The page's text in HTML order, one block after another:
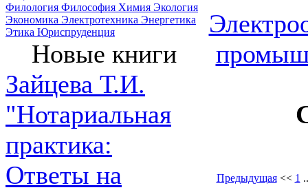
Филология Философия Химия Экология
Экономика Электротехника Энергетика
Этика Юриспруденция
Новые книги
Зайцева Т.И.
"Нотариальная
практика:
Ответы на
Предыдущая<< 1